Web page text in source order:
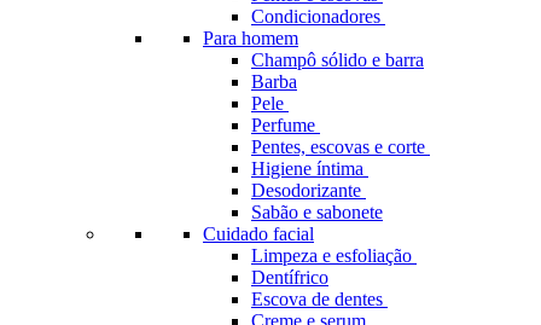
Condicionadores
Para homem
Champô sólido e barra
Barba
Pele
Perfume
Pentes, escovas e corte
Higiene íntima
Desodorizante
Sabão e sabonete
Cuidado facial
Limpeza e esfoliação
Dentífrico
Escova de dentes